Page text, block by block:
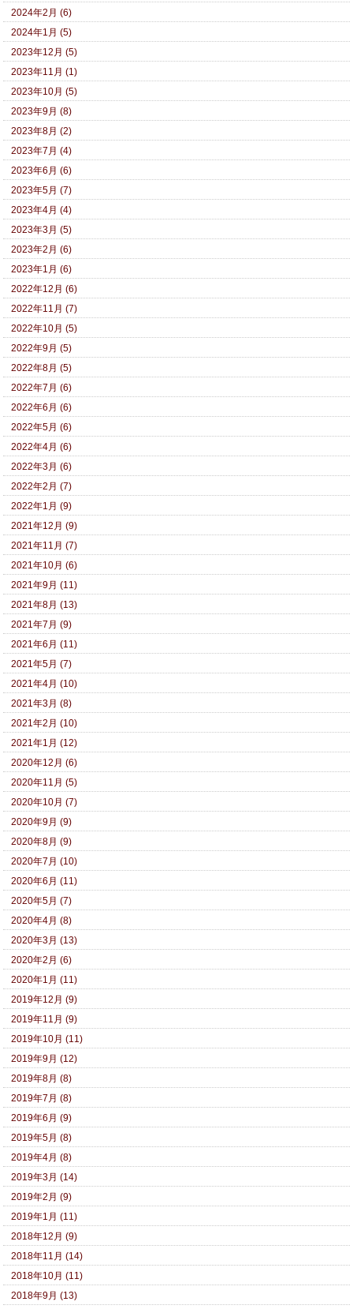
2024年2月 (6)
2024年1月 (5)
2023年12月 (5)
2023年11月 (1)
2023年10月 (5)
2023年9月 (8)
2023年8月 (2)
2023年7月 (4)
2023年6月 (6)
2023年5月 (7)
2023年4月 (4)
2023年3月 (5)
2023年2月 (6)
2023年1月 (6)
2022年12月 (6)
2022年11月 (7)
2022年10月 (5)
2022年9月 (5)
2022年8月 (5)
2022年7月 (6)
2022年6月 (6)
2022年5月 (6)
2022年4月 (6)
2022年3月 (6)
2022年2月 (7)
2022年1月 (9)
2021年12月 (9)
2021年11月 (7)
2021年10月 (6)
2021年9月 (11)
2021年8月 (13)
2021年7月 (9)
2021年6月 (11)
2021年5月 (7)
2021年4月 (10)
2021年3月 (8)
2021年2月 (10)
2021年1月 (12)
2020年12月 (6)
2020年11月 (5)
2020年10月 (7)
2020年9月 (9)
2020年8月 (9)
2020年7月 (10)
2020年6月 (11)
2020年5月 (7)
2020年4月 (8)
2020年3月 (13)
2020年2月 (6)
2020年1月 (11)
2019年12月 (9)
2019年11月 (9)
2019年10月 (11)
2019年9月 (12)
2019年8月 (8)
2019年7月 (8)
2019年6月 (9)
2019年5月 (8)
2019年4月 (8)
2019年3月 (14)
2019年2月 (9)
2019年1月 (11)
2018年12月 (9)
2018年11月 (14)
2018年10月 (11)
2018年9月 (13)